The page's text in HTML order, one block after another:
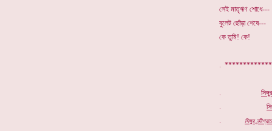
সেই মাতৃঋণ শোধে---
বুলেট ছোঁড়া শেষে---
কে তুমি! কে!
.
.
.
.
সিঙ্গুর